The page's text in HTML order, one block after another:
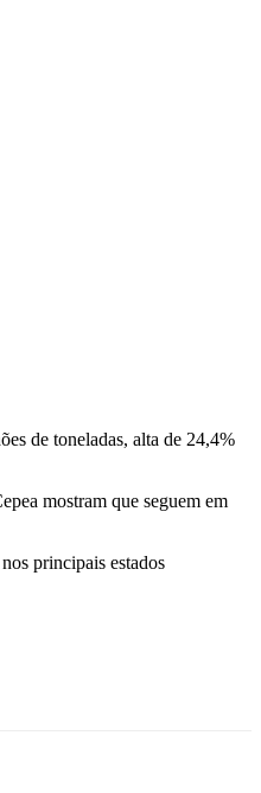
de toneladas, alta de 24,4%
mostram que seguem em
principais estados